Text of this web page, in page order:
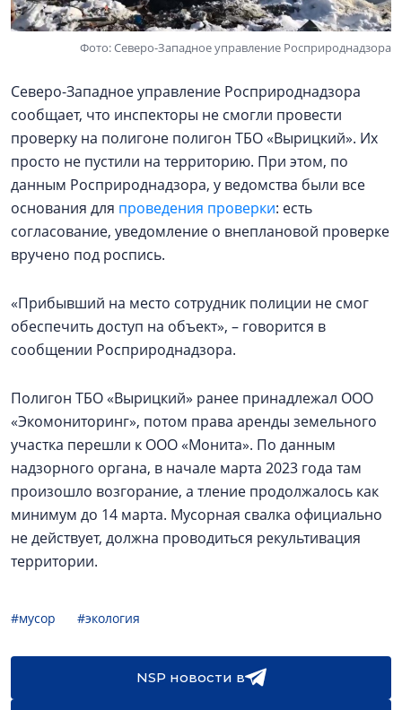
Фото: Северо-Западное управление Росприроднадзора
Северо-Западное управление Росприроднадзора
сообщает, что инспекторы не смогли провести
проверку на полигоне полигон ТБО «Вырицкий». Их
просто не пустили на территорию. При этом, по
данным Росприроднадзора, у ведомства были все
основания для проведения проверки: есть
согласование, уведомление о внеплановой проверке
вручено под роспись.
«Прибывший на место сотрудник полиции не смог
обеспечить доступ на объект», – говорится в
сообщении Росприроднадзора.
Полигон ТБО «Вырицкий» ранее принадлежал ООО
«Экомониторинг», потом права аренды земельного
участка перешли к ООО «Монита». По данным
надзорного органа, в начале марта 2023 года там
произошло возгорание, а тление продолжалось как
минимум до 14 марта. Мусорная свалка официально
не действует, должна проводиться рекультивация
территории.
#мусор #экология
NSP новости в